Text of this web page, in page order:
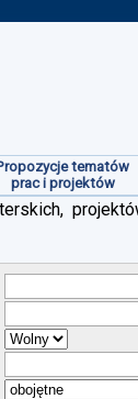
tematów
prac i projektów